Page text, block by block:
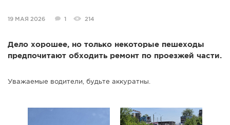
СПРАВКА
19 МАЯ 2026 1 214
Дело хорошее, но только некоторые пешеходы
предпочитают обходить ремонт по проезжей части.
Уважаемые водители, будьте аккуратны.